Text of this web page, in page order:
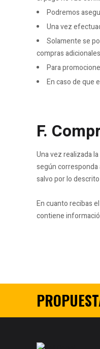
Podremos
Una vez
Solamente se
compras
Para
En caso de que
F.
Una vez realizada
según corresponda
salvo por lo
En cuanto recibas
contiene